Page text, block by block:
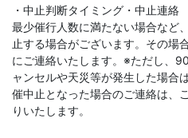
・中止判断タイミング・中止連絡
最少催行人数に満たない場合など
止する場合がございます。その場
にご連絡いたします。※ただし、
ャンセルや天災等が発生した場合
催中止となった場合のご連絡は、
りいたします。